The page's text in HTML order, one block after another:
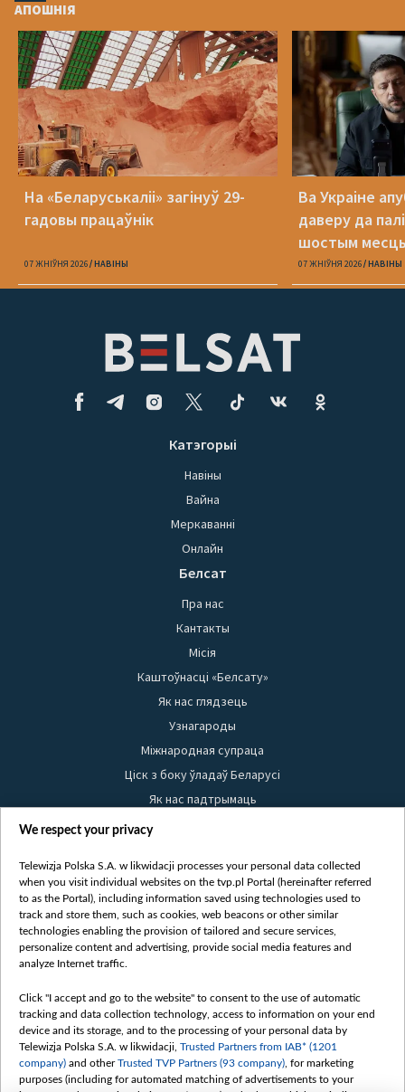
АПОШНІЯ
На «Беларуськаліі» загінуў 29-
гадовы працаўнік
07 ЖНІЎНЯ 2026 НАВІНЫ
Ва Украіне
даверу да
шостым
07 ЖНІЎНЯ 2026 НАВІНЫ
Катэгорыі
Навіны
Вайна
Меркаванні
Онлайн
Белсат
Пра нас
Кантакты
Місія
Каштоўнасці «Белсату»
Як нас глядзець
Узнагароды
Міжнародная супраца
Ціск з боку ўладаў Беларусі
Як нас падтрымаць
Правілы выкарыстання матэрыялаў
Бяспека
Youtube
Белсат news
Белсат Shorts
Жэстачайшы мульт
Belsat English
Biełsat PL
Белсат Now
We respect your privacy
Telewizja Polska S.A. w likwidacji processes your personal data collected
when you visit individual websites on the tvp.pl Portal (hereinafter referred
to as the Portal), including information saved using technologies used to
track and store them, such as cookies, web beacons or other similar
technologies enabling the provision of tailored and secure services,
personalize content and advertising, provide social media features and
analyze Internet traffic.
Click "I accept and go to the website" to consent to the use of automatic
tracking and data collection technology, access to information on your end
device and its storage, and to the processing of your personal data by
Telewizja Polska S.A. w likwidacji, Trusted Partners from IAB* (1201
company) and otherTrusted TVP Partners (93 company) , for marketing
purposes (including for automated matching of advertisements to your